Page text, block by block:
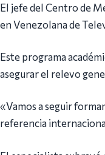
El jefe del Centro de
en Venezolana de
Este programa
asegurar el relevo
«Vamos a seguir
referencia